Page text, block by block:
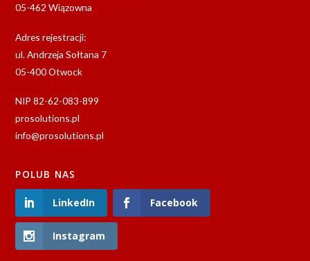
05-462 Wiązowna
Adres rejestracji:
ul. Andrzeja Sołtana 7
05-400 Otwock
NIP 82-62-083-899
prosolutions.pl
info@prosolutions.pl
POLUB NAS
LinkedIn Facebook
Instagram